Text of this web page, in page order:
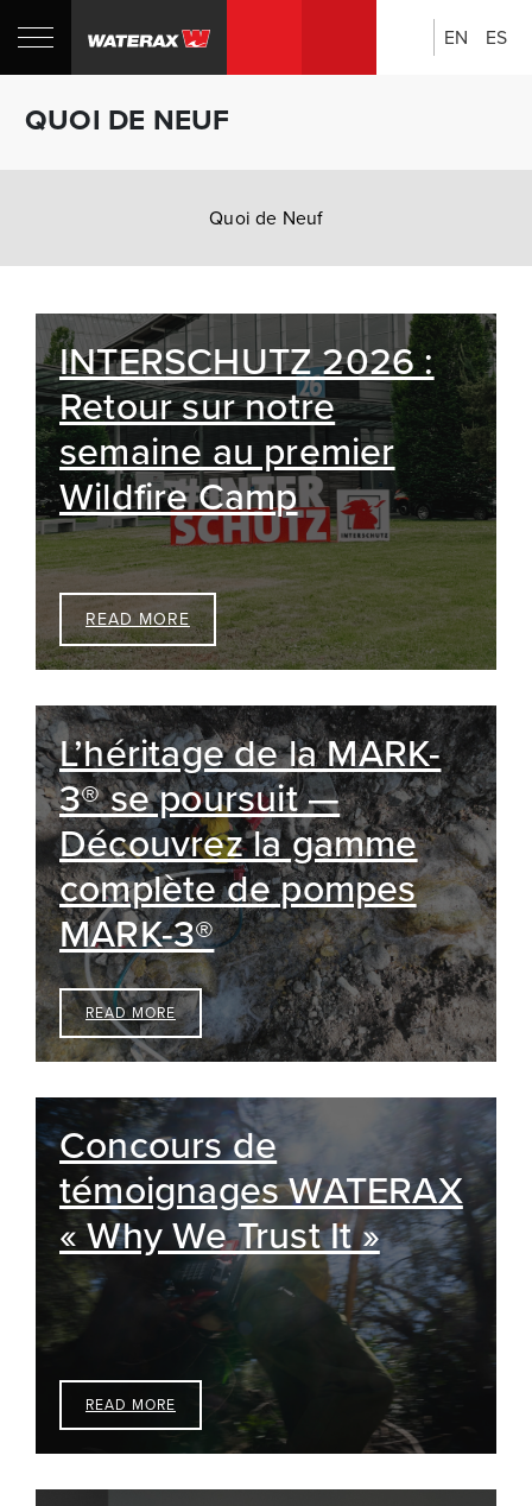
Rechercher:
EN ES
QUOI DE NEUF
Quoi de Neuf
INTERSCHUTZ 2026 :
Retour sur notre
semaine au premier
Wildfire Camp
READ MORE
L’héritage de la MARK-
3® se poursuit —
Découvrez la gamme
complète de pompes
MARK-3®
READ MORE
Concours de
témoignages WATERAX
« Why We Trust It »
READ MORE